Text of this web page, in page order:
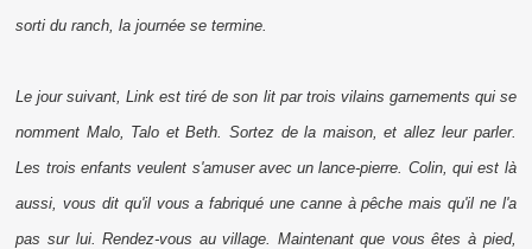
sorti du ranch, la journée se termine.
Le jour suivant, Link est tiré de son lit par trois vilains garnements qui se
nomment Malo, Talo et Beth. Sortez de la maison, et allez leur parler.
Les trois enfants veulent s'amuser avec un lance-pierre. Colin, qui est là
aussi, vous dit qu'il vous a fabriqué une canne à pêche mais qu'il ne l'a
pas sur lui. Rendez-vous au village. Maintenant que vous êtes à pied,